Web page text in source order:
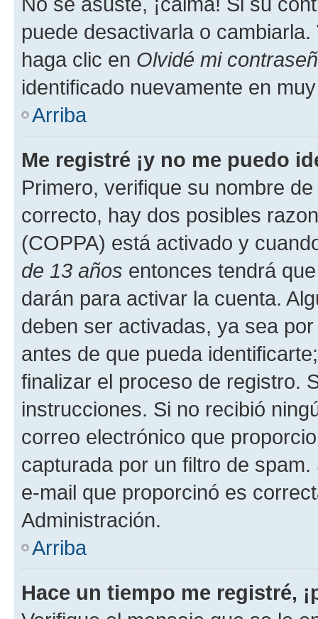
puede desactivarla o
haga clic en Olvidé mi
identificado nuevamente en
Arriba
Me registré ¡y no me puedo
Primero, verifique su nombre
correcto, hay dos posibles
(COPPA) está activado y
de 13 años entonces tendrá
darán para activar la cuenta.
deben ser activadas, ya sea
antes de que pueda
finalizar el proceso de registro.
instrucciones. Si no recibió
correo electrónico que
capturada por un filtro de
e-mail que proporcinó es
Administración.
Arriba
Hace un tiempo me registré,